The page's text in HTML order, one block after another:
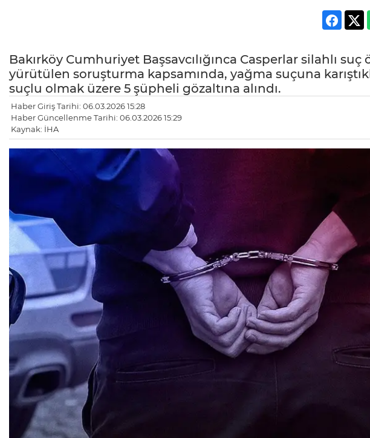
Bakırköy Cumhuriyet Başsavcılığınca Casperlar silahlı
yürütülen soruşturma kapsamında, yağma suçuna
suçlu olmak üzere 5 şüpheli gözaltına alındı.
Haber Giriş Tarihi: 06.03.2026 15:28
Haber Güncellenme Tarihi: 06.03.2026 15:29
Kaynak: İHA